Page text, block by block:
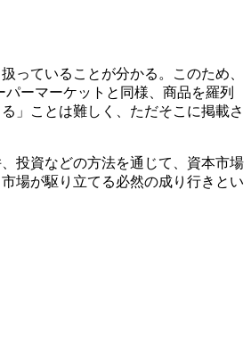
っていることが分かる。このため、
ーマーケットと同様、商品を羅列
」ことは難しく、ただそこに掲載さ
投資などの方法を通じて、資本市場
場が駆り立てる必然の成り行きとい